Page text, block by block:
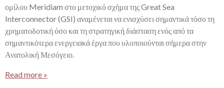
ομίλου Meridiam στο μετοχικό σχήμα της Great Sea
Interconnector (GSI) αναμένεται να ενισχύσει σημαντικά τόσο τη
χρηματοδοτική όσο και τη στρατηγική διάσταση ενός από τα
σημαντικότερα ενεργειακά έργα που υλοποιούνται σήμερα στην
Ανατολική Μεσόγειο.
Read more »